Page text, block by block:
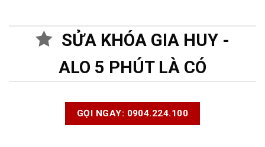
SỬA KHÓA GIA HUY -
ALO 5 PHÚT LÀ CÓ
GỌI NGAY: 0904.224.100